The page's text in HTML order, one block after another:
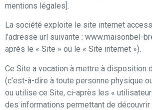
mentions légales].
La société exploite le site internet
l’adresse url suivante : www.maisonbel-
après le « Site » ou le « Site internet »).
Ce Site a vocation à mettre à disposition
(c’est-à-dire à toute personne physique
ou utilise ce Site, ci-après les «
des informations permettant de découvrir